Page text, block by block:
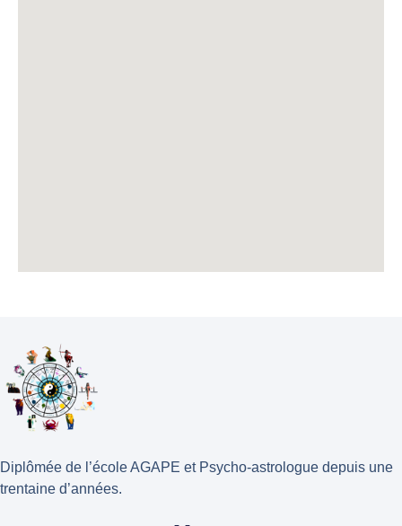
Diplômée de l’école AGAPE et Psycho-astrologue depuis une
trentaine d’années.